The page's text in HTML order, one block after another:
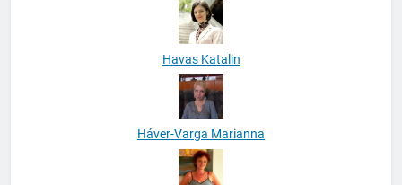
Havas Katalin
Háver-Varga Marianna